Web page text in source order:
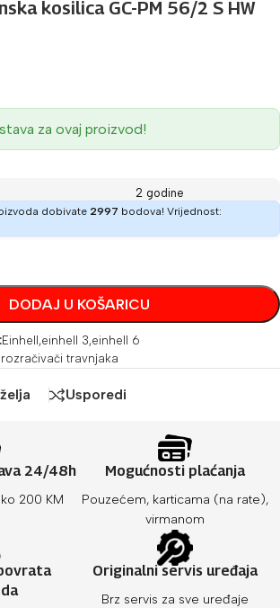
kosilica GC-PM 56/2 S HW
za ovaj proizvod!
2 godine
dobivate 2997 bodova! Vrijednost:
DODAJ U KOŠARICU
Einhell ,einhell 3,einhell 6
travnjaka
Usporedi
24/48h
200 KM
Mogućnosti plaćanja
Pouzećem, karticama (na rate),
virmanom
Originalni servis uređaja
Brz servis za sve uređaje